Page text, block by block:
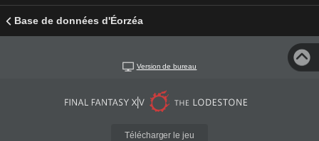
Base de données d'Éorzéa
Version de bureau
Télécharger le jeu